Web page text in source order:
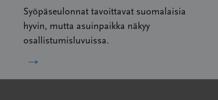
Syöpäseulonnat tavoittavat suomalaisia
hyvin, mutta asuinpaikka näkyy
osallistumisluvuissa.
→